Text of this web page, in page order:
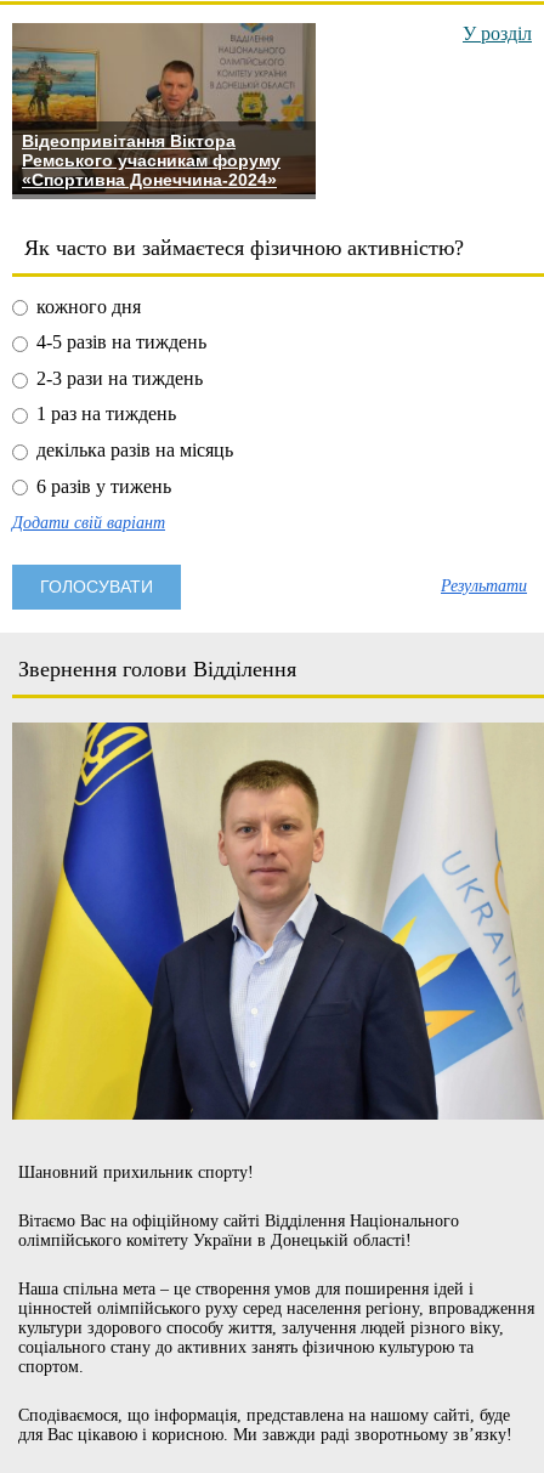
Відеопривітання Віктора
Ремського учасникам форуму
«Спортивна Донеччина-2024»
У розділ
Як часто ви займаєтеся фізичною активністю?
кожного дня
4-5 разів на тиждень
2-3 рази на тиждень
1 раз на тиждень
декілька разів на місяць
6 разів у тижень
Додати свій варіант
Результати
Звернення голови Відділення
Шановний прихильник спорту!
Вітаємо Вас на офіційному сайті Відділення Національного
олімпійського комітету України в Донецькій області!
Наша спільна мета – це створення умов для поширення ідей і
цінностей олімпійського руху серед населення регіону, впровадження
культури здорового способу життя, залучення людей різного віку,
соціального стану до активних занять фізичною культурою та
спортом.
Сподіваємося, що інформація, представлена на нашому сайті, буде
для Вас цікавою і корисною. Ми завжди раді зворотньому зв’язку!